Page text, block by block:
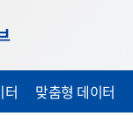
터 맞춤형 데이터